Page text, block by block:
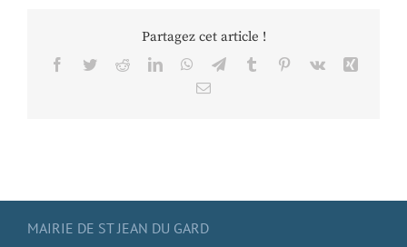
Partagez cet article !
Facebook
TwitterRedditLinkedInWhatsApp
TelegramTumblr Pinterest
Vk
Email
MAIRIE DE ST JEAN DU GARD